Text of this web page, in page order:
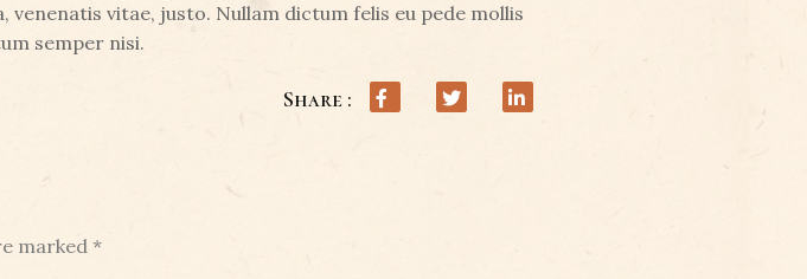
vitae, justo. Nullam dictum felis eu pede mollis
semper nisi.
Share :
marked *